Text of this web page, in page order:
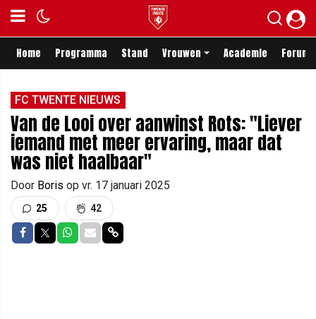
Home Programma Stand Vrouwen Academie Forum
FC TWENTE NIEUWS
Van de Looi over aanwinst Rots: "Liever
iemand met meer ervaring, maar dat
was niet haalbaar"
Door Boris op vr. 17 januari 2025
25 42
Delen op Facebook
Delen op Twitter
Delen op Whatsapp
Delen via Mail
Delen via link